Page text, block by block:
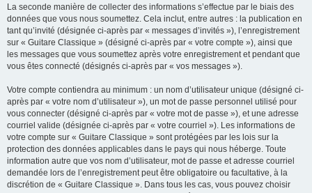
La seconde manière de collecter des informations s’effectue par le biais des
données que vous nous soumettez. Cela inclut, entre autres : la publication en
tant qu’invité (désignée ci-après par « messages d’invités »), l’enregistrement
sur « Guitare Classique » (désigné ci-après par « votre compte »), ainsi que
les messages que vous soumettez après votre enregistrement et pendant que
vous êtes connecté (désignés ci-après par « vos messages »).
Votre compte contiendra au minimum : un nom d’utilisateur unique (désigné ci-
après par « votre nom d’utilisateur »), un mot de passe personnel utilisé pour
vous connecter (désigné ci-après par « votre mot de passe »), et une adresse
courriel valide (désignée ci-après par « votre courriel »). Les informations de
votre compte sur « Guitare Classique » sont protégées par les lois sur la
protection des données applicables dans le pays qui nous héberge. Toute
information autre que vos nom d’utilisateur, mot de passe et adresse courriel
demandée lors de l’enregistrement peut être obligatoire ou facultative, à la
discrétion de « Guitare Classique ». Dans tous les cas, vous pouvez choisir